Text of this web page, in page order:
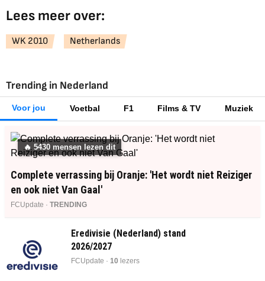
Lees meer over:
WK 2010 Netherlands
Trending in Nederland
Voor jou Voetbal F1 Films & TV Muziek
🔥 5430 mensen lezen dit
Complete verrassing bij Oranje: 'Het wordt niet Reiziger
en ook niet Van Gaal'
FCUpdate · TRENDING
Eredivisie (Nederland) stand
2026/2027
FCUpdate · 10 lezers